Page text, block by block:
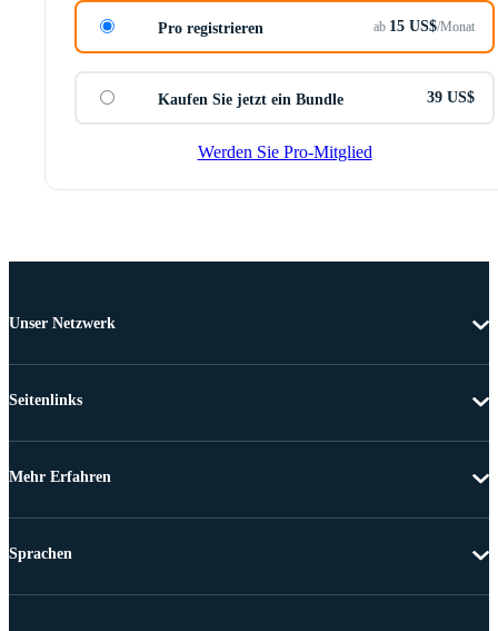
Pro registrieren ab 15 US$/Monat
Kaufen Sie jetzt ein Bundle 39 US$
Werden Sie Pro-Mitglied
Unser Netzwerk
Seitenlinks
Mehr Erfahren
Sprachen